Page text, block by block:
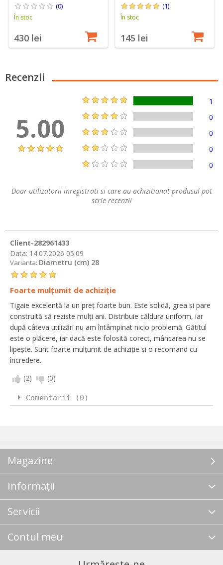
(0)
În stoc
430 lei
(1)
În stoc
145 lei
Recenzii
5.00
1
0
0
0
0
Doar utilizatorii inregistrati si care au achizitionat produsul pot
scrie recenzii
Client-282961433
Data: 14.07.2026 05:09
Varianta: Diametru (cm) 28
Foarte mulțumit de achiziție
Tigaie excelentă la un preț foarte bun. Este solidă, grea și pare
construită să reziste mulți ani. Distribuie căldura uniform, iar
după câteva utilizări nu am întâmpinat nicio problemă. Gătitul
este o plăcere, iar dacă este folosită corect, mâncarea nu se
lipește. Sunt foarte mulțumit de achiziție și o recomand cu
încredere.
(2) (0)
Comentarii (0)
Magazine
Informații
Servicii
Contul meu